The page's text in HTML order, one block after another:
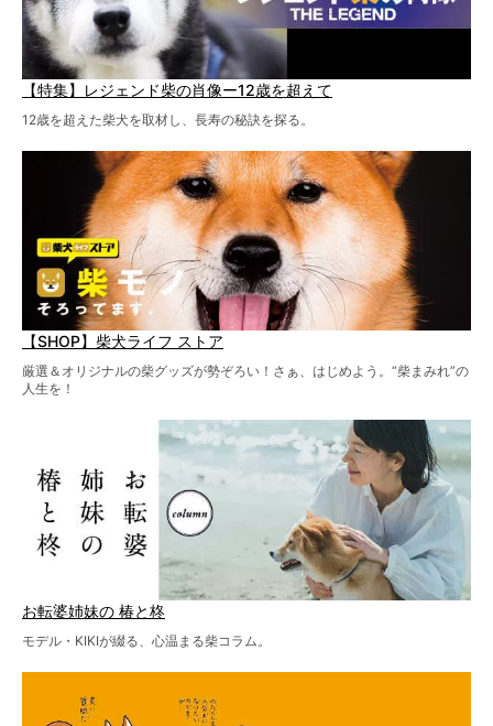
【特集】レジェンド柴の肖像ー12歳を超えて
12歳を超えた柴犬を取材し、長寿の秘訣を探る。
【SHOP】柴犬ライフ ストア
厳選＆オリジナルの柴グッズが勢ぞろい！さぁ、はじめよう。“柴まみれ”の
人生を！
お転婆姉妹の 椿と柊
モデル・KIKIが綴る、心温まる柴コラム。